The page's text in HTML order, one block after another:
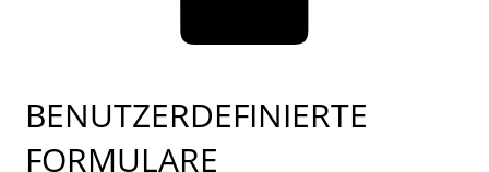
BENUTZERDEFINIERTE
FORMULARE